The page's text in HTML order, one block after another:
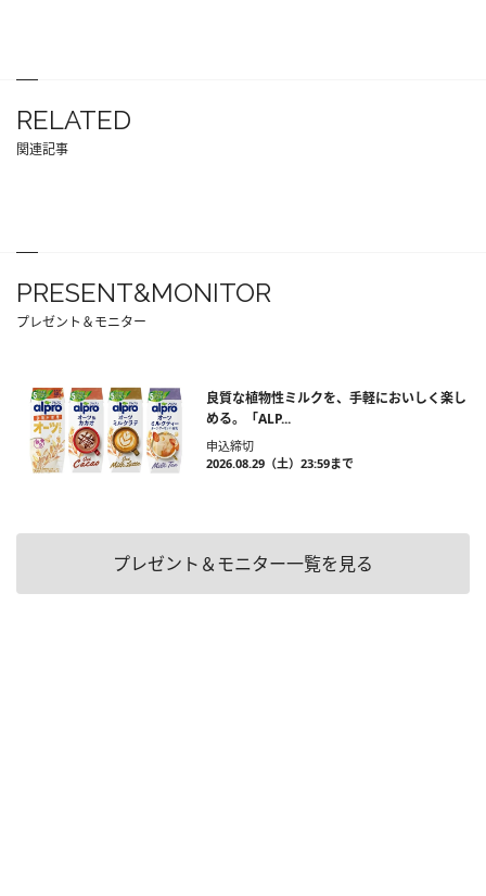
RELATED
関連記事
PRESENT&MONITOR
プレゼント＆モニター
良質な植物性ミルクを、手軽においしく楽し
める。「ALP...
申込締切
2026.08.29（土）23:59まで
プレゼント＆モニター一覧を見る